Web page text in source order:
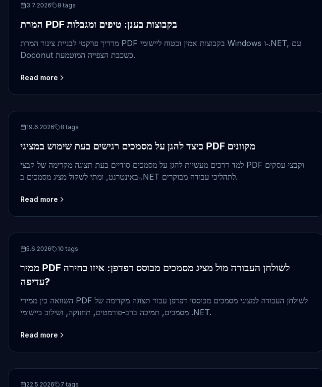
PDF
3.7.2026 8 tags
המרת PDF בקבוצות בענן: טיפים ומגבלות
מדריך פרקטי לבניית צינור המרת PDF בקבוצות אמין ובטוח ליישומי Windows ו‑.NET, עם
Doconut כשכבת הצפייה המוטמעת.
Read more
PDF19.6.2026 8 tags
כיצד להגן על מסמכים רגישים בעת שימוש במציגי PDF מקוונים
למד דרכים מעשיות להגן על מסמכים סודיים בעת תצוגה מקדימה של קבצי PDF וקבצי עסקים
באינטרנט, ומתי לשקול מציג מסמכים ב‑.NET לתהליכי עבודה מבוקרים.
Read more
PDF
5.6.2026 10 tags
ממיר PDF לשולחן העבודה מול מציג מסמכים מבוסס דפדפן: איזו בחירה
עדיפה?
השוואה בין ממירי PDF לשולחן העבודה למציגי מסמכים מבוססי דפדפן עבור תצוגה מקדימה של
מסמכים, תמיכה ברב-פורמטים, תחזוקה, ושילוב ביישומי .NET.
Read more
PDF22.5.2026 7 tags